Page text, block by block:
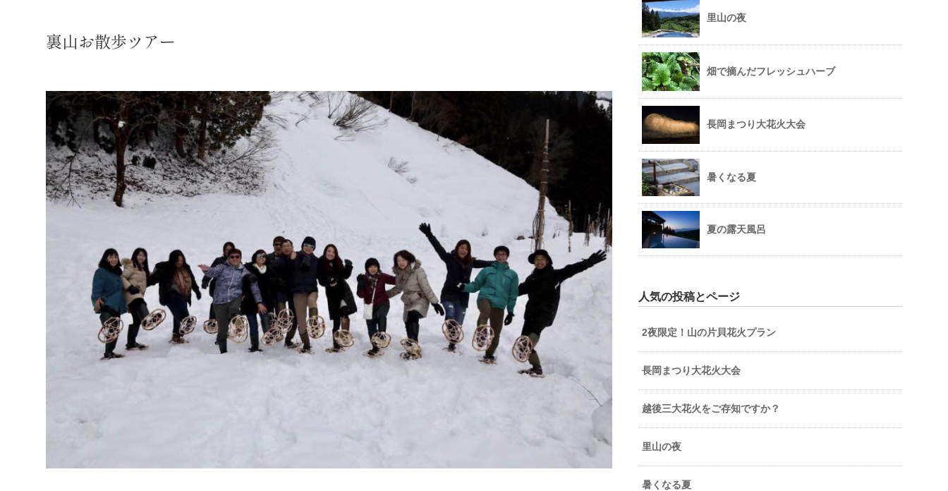
裏山お散歩ツアー
里山の夜
畑で摘んだフレッシュハーブ
長岡まつり大花火大会
暑くなる夏
夏の露天風呂
人気の投稿とページ
2夜限定！山の片貝花火プラン
長岡まつり大花火大会
越後三大花火をご存知ですか？
里山の夜
暑くなる夏